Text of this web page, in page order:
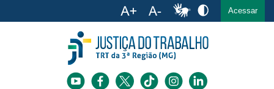
Ir para o menu Ir para a busca Ir para o rodapé
Acessar